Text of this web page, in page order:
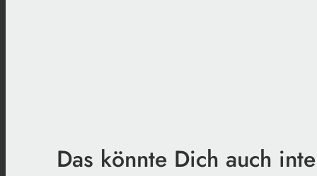
Das könnte Dich auch